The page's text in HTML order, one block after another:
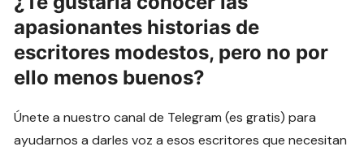
apasionantes historias de
escritores modestos, pero no por
ello menos buenos?
Únete a nuestro canal de Telegram (es gratis) para
ayudarnos a darles voz a esos escritores que necesitan